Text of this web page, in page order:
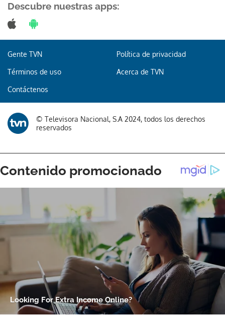
Gracias por suscribirte a nuestro boletín.
Descubre nuestras apps:
Gente TVN Política de privacidad
Términos de uso Acerca de TVN
Contáctenos
© Televisora Nacional, S.A 2024, todos los derechos
reservados